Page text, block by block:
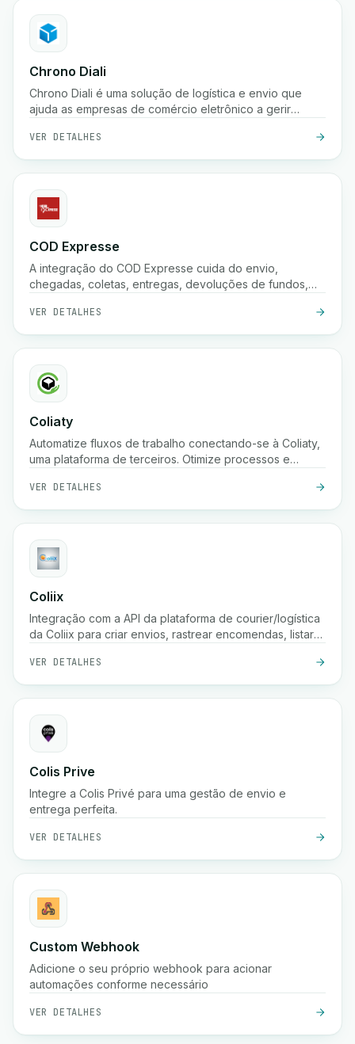
Chrono Diali
Chrono Diali é uma solução de logística e envio que
ajuda as empresas de comércio eletrônico a gerir
real e otimizar seus processos de atendimento com
facilidade.
VER DETALHES
COD Expresse
A integração do COD Expresse cuida do envio,
chegadas, coletas, entregas, devoluções de fundos,
VER DETALHES
Coliaty
Automatize fluxos de trabalho conectando-se à Coliaty,
uma plataforma de terceiros. Otimize processos e
VER DETALHES
Coliix
Integração com a API da plataforma de courier/logística
da Coliix para criar envios, rastrear encomendas, listar
VER DETALHES
Colis Prive
Integre a Colis Privé para uma gestão de envio e
entrega perfeita.
VER DETALHES
Custom Webhook
Adicione o seu próprio webhook para acionar
automações conforme necessário
VER DETALHES